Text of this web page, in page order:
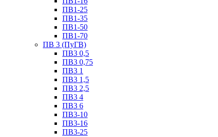
ПВ1-25
ПВ1-35
ПВ1-50
ПВ1-70
ПВ 3 (ПуГВ)
ПВ3 0,5
ПВ3 0,75
ПВ3 1
ПВ3 1,5
ПВ3 2,5
ПВ3 4
ПВ3 6
ПВ3-10
ПВ3-16
ПВ3-25